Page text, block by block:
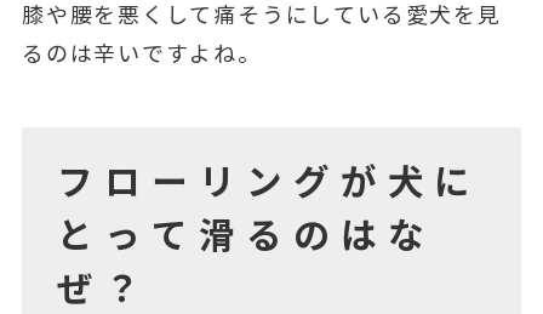
膝や腰を悪くして痛そうにしている愛犬を見
るのは辛いですよね。
フローリングが犬に
とって滑るのはな
ぜ？